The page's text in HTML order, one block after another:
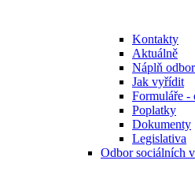
Kontakty
Aktuálně
Náplň
Jak vyřídit
Formuláře -
Poplatky
Dokumenty
Legislativa
Odbor sociálních